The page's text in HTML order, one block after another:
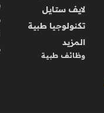
لايف ستايل
تكنولوجيا طبية
المزيد
وظائف طبية